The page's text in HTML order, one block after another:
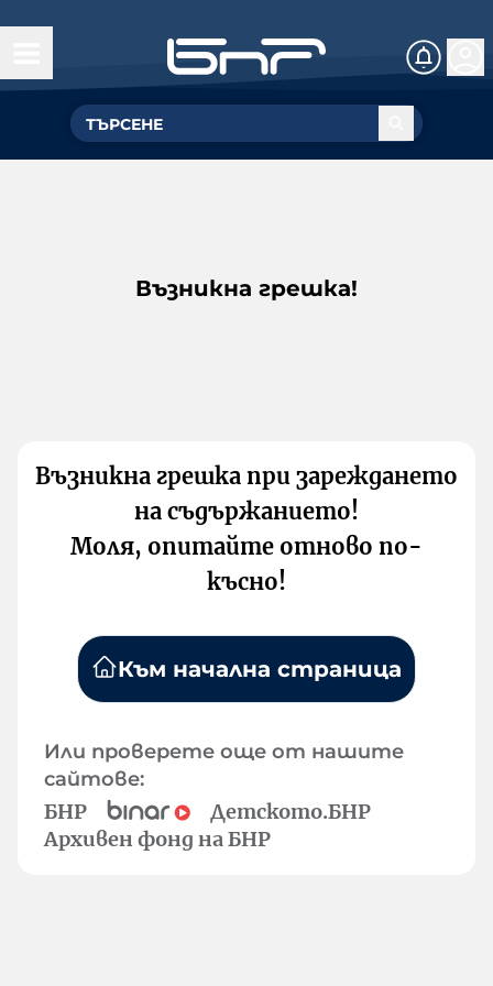
Възникна грешка!
Възникна грешка при зареждането
на съдържанието!
Моля, опитайте отново по-
късно!
Към начална страница
Или проверете още от нашите
сайтове:
БНР
Детското.БНР
Архивен фонд на БНР